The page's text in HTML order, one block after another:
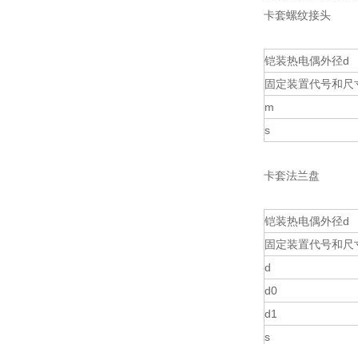
卡套螺纹接头
铠装热电偶外径d
固定装置代号和尺
m
s
卡套法兰盘
铠装热电偶外径d
固定装置代号和尺
d
d0
d1
s